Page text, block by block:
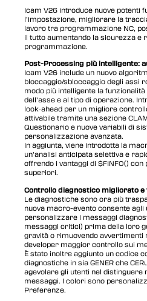
Icam V26 introduce nuove potenti
l’impostazione, migliorare la
lavoro tra programmazione NC,
il tutto aumentando la sicurezza e
programmazione.
Post-Processing più intelligente:
Icam V26 include un nuovo
bloccaggio/sbloccaggio degli assi
modo più intelligente la
dell’asse e al tipo di operazione.
look‑ahead per un migliore
attivabile tramite una sezione
Questionario e nuove variabili di
personalizzazione avanzata.
In aggiunta, viene introdotta la
un’analisi anticipata selettiva e
offrendo i vantaggi di $FINFO()
superiori.
Controllo diagnostico migliorato
Le diagnostiche sono ora più
nuova macro-evento consente
personalizzare i messaggi
messaggi critici) prima della loro
gravità o rimuovendo
developer maggior controllo sui
È stato inoltre aggiunto un codice
diagnostiche in sia GENER che
agevolare gli utenti nel distinguere
messaggi. I colori sono
Preferenze.